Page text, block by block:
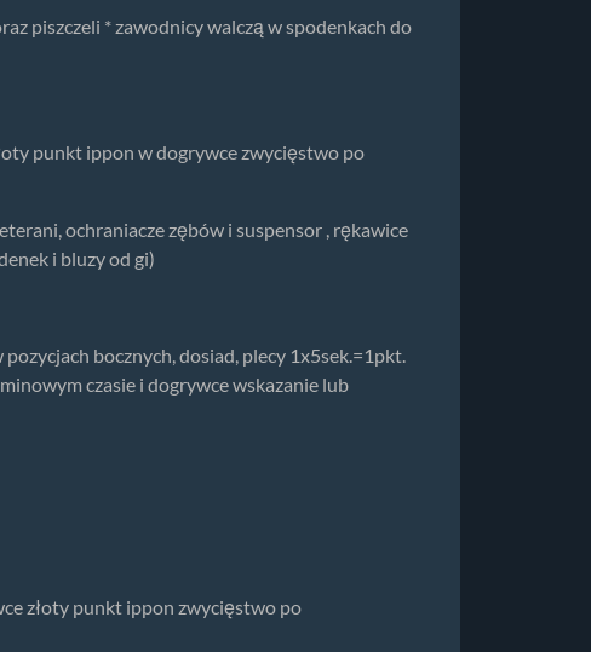
piszczeli * zawodnicy walczą w spodenkach do
punkt ippon w dogrywce zwycięstwo po
ochraniacze zębów i suspensor , rękawice
i bluzy od gi)
bocznych, dosiad, plecy 1x5sek.=1pkt.
czasie i dogrywce wskazanie lub
złoty punkt ippon zwycięstwo po